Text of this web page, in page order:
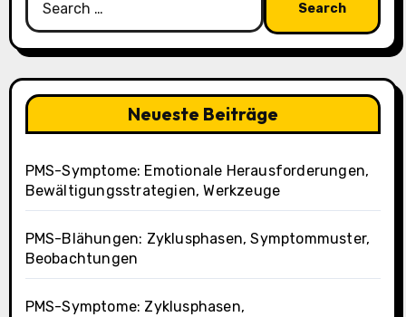
for:
Neueste Beiträge
PMS-Symptome: Emotionale Herausforderungen,
Bewältigungsstrategien, Werkzeuge
PMS-Blähungen: Zyklusphasen, Symptommuster,
Beobachtungen
PMS-Symptome: Zyklusphasen,